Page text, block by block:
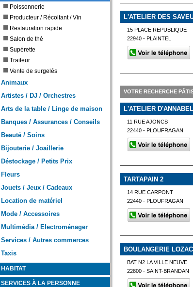
Poissonnerie
Producteur / Récoltant / Vin
Restauration rapide
Salon de thé
Supérette
Traiteur
Vente de surgelés
Animaux
Artistes / DJ / Orchestres
Arts de la table / Linge de maison
Banques / Assurances / Conseils
Beauté / Soins
Bijouterie / Joaillerie
Déstockage / Petits Prix
Fleurs
Jouets / Jeux / Cadeaux
Location de matériel
Mode / Accessoires
Multimédia / Electroménager
Services / Autres commerces
Taxis
HABITAT
SERVICES À LA PERSONNE
L'ATELIER DES
15 PLACE REPUBLIQUE
22940 - PLAINTEL
VOTRE RECHERCHE
L'ATELIER
11 RUE AJONCS
22440 - PLOUFRAGAN
TARTAPAIN 2
14 RUE CARPONT
22440 - PLOUFRAGAN
BOULANGERIE
BAT N2 LA VILLE NEUVE
22800 - SAINT-BRANDAN